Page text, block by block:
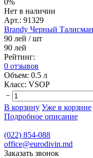
Нет в наличии
Арт.: 91329
Brandy Черный
90 лей / шт
90 лей
Рейтинг:
0 отзывов
Объем: 0.5 л
Класс: VSOP
−
В корзину Уже в корзине
Подробное описание
(022) 854-088
office@eurodivin.md
Заказать звонок